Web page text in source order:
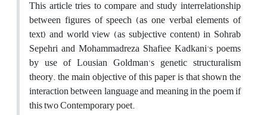
This article tries to compare and study interrelationship
between figures of speech (as one verbal elements of
text) and world view (as subjective content) in Sohrab
Sepehri and Mohammadreza Shafiee Kadkani's poems
by use of Lousian Goldman's genetic structuralism
theory. the main objective of this paper is that shown the
interaction between language and meaning in the poem if
this two Contemporary poet.